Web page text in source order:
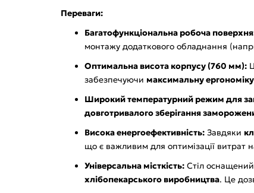
Переваги:
Багатофункціональна робоча
монтажу додаткового обладнання
Оптимальна висота корпусу (760 мм):
забезпечуючи максимальну ергономіку
Широкий температурний режим для
довготривалого зберігання
Висока енергоефективність: Завдяки
що є важливим для оптимізації витрат
Універсальна місткість: Стіл оснащений
хлібопекарського виробництва. Це